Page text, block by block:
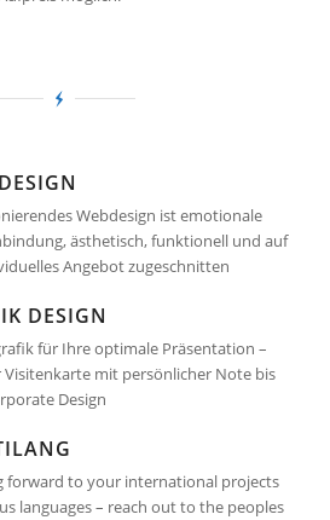
Webdesign ist emotionale
ästhetisch, funktionell und auf
Angebot zugeschnitten
DESIGN
für Ihre optimale Präsentation –
Visitenkarte mit persönlicher Note bis
Design
forward to your international projects
languages – reach out to the peoples